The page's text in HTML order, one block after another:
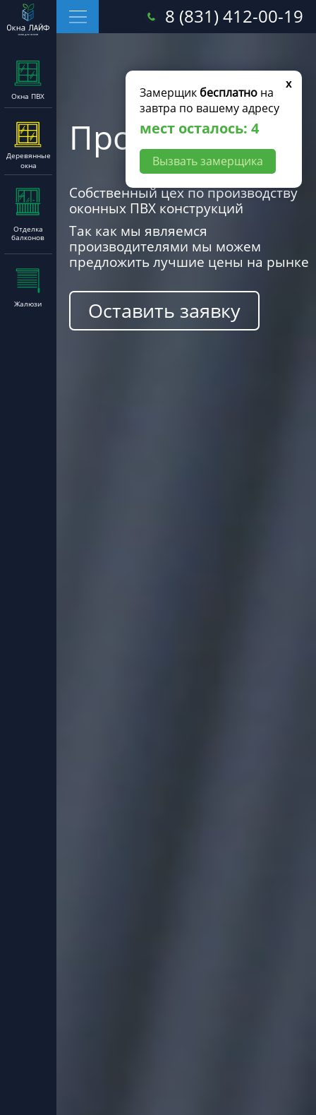
Окна ПВХ
Деревянные
окна
Отделка
балконов
Жалюзи
8 (831) 412-00-19
Производство
Собственный цех по производству
оконных ПВХ конструкций
Так как мы являемся
производителями мы можем
предложить лучшие цены на рынке
Оставить заявку
x
Замерщик бесплатно на
завтра по вашему адресу
мест осталось: 4
Вызвать замерщика